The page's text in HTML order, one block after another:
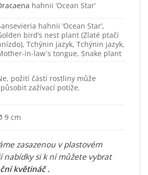
hahnii ‘Ocean Star’
hahnii ‘Ocean Star’,
bird’s nest plant (Zlaté ptačí
Tchýnin jazyk, Tchýnin jazyk,
in-law´s tongue, Snake plant
požití částí rostliny může
zažívací potíže.
9 cm
zasazenou v plastovém
nabídky si k ní můžete vybrat
květináč.